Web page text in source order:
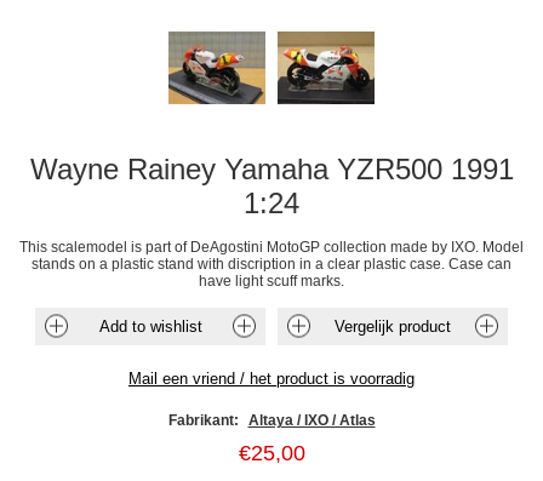
Wayne Rainey Yamaha YZR500 1991
1:24
This scalemodel is part of DeAgostini MotoGP collection made by IXO. Model
stands on a plastic stand with discription in a clear plastic case. Case can
have light scuff marks.
Fabrikant: Altaya / IXO / Atlas
€25,00